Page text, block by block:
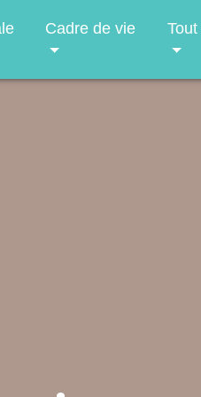
Cadre de vie